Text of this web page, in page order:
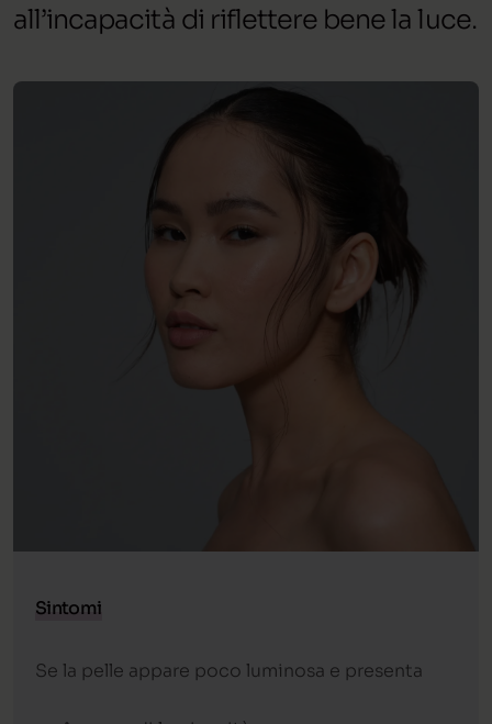
all’incapacità di riflettere bene la luce.
Sintomi
Se la pelle appare poco luminosa e presenta